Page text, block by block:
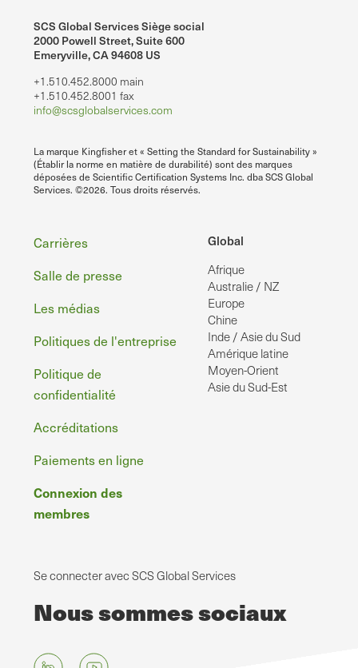
SCS Global Services Siège social
2000 Powell Street, Suite 600
Emeryville, CA 94608 US
+1.510.452.8000 main
+1.510.452.8001 fax
info@scsglobalservices.com
La marque Kingfisher et « Setting the Standard for Sustainability »
(Établir la norme en matière de durabilité) sont des marques
déposées de Scientific Certification Systems Inc. dba SCS Global
Services. ©2026. Tous droits réservés.
Global
Afrique
Australie / NZ
Europe
Chine
Inde / Asie du Sud
Amérique latine
Moyen-Orient
Asie du Sud-Est
Pied
de
page
Carrières
Salle de presse
Les médias
Politiques de l'entreprise
Politique de
confidentialité
Accréditations
Paiements en ligne
Connexion des
membres
Se connecter avec SCS Global Services
Nous sommes sociaux